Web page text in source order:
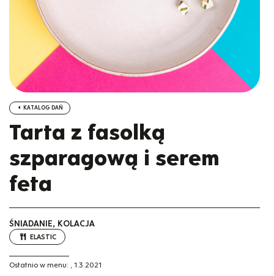
KATALOG DAŃ
Tarta z fasolką
szparagową i serem
feta
ŚNIADANIE, KOLACJA
ELASTIC
Ostatnio w menu: , 1.3.2021